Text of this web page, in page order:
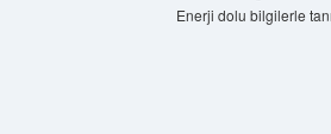
Enerji dolu bilgilerle